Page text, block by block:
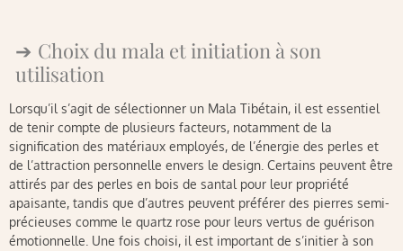
Choix du mala et initiation à son
utilisation
Lorsqu’il s’agit de sélectionner un Mala Tibétain, il est essentiel
de tenir compte de plusieurs facteurs, notamment de la
signification des matériaux employés, de l’énergie des perles et
de l’attraction personnelle envers le design. Certains peuvent être
attirés par des perles en bois de santal pour leur propriété
apaisante, tandis que d’autres peuvent préférer des pierres semi-
précieuses comme le quartz rose pour leurs vertus de guérison
émotionnelle. Une fois choisi, il est important de s’initier à son